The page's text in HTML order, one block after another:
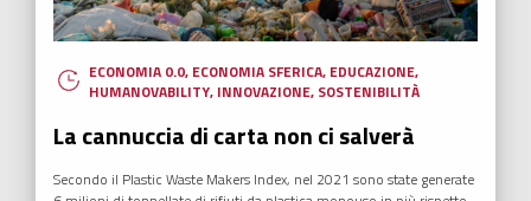
ECONOMIA 0.0, ECONOMIA SFERICA, EDUCAZIONE,
HUMANOVABILITY, INNOVAZIONE, SOSTENIBILITÀ
La cannuccia di carta non ci salverà
Secondo il Plastic Waste Makers Index, nel 2021 sono state generate